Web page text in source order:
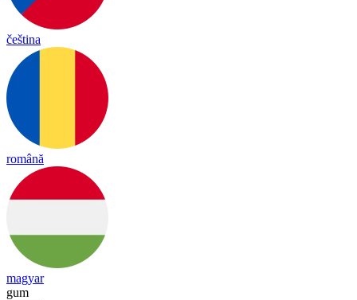
čeština
română
magyar
gum